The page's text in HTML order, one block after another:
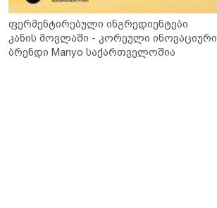
ფერმენტირებული ინგრედიენტები
კანის მოვლაში - კორეული ინოვაციური
ბრენდი Manyo საქართველოშია